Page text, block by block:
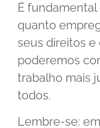
É
quanto
seus direitos e
poderemos
trabalho mais
todos.
Lembre-se: